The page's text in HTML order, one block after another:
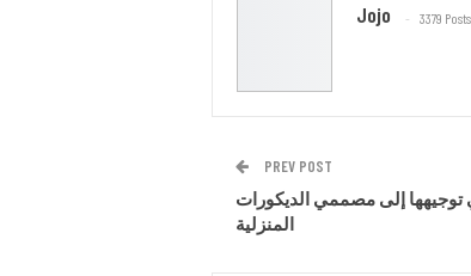
Jojo 3379 Posts
PREV POST
توجيهها إلى مصممي الديكورات
المنزلية